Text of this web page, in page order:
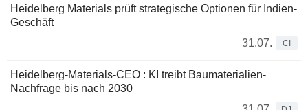
Heidelberg Materials prüft strategische Optionen für Indien-
Geschäft
31.07.
CI
Heidelberg-Materials-CEO : KI treibt Baumaterialien-
Nachfrage bis nach 2030